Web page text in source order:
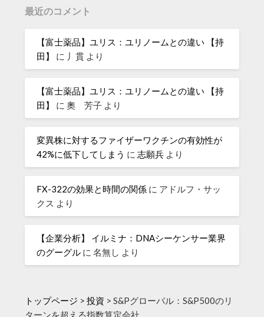
最近のコメント
【富士薬品】ユリス：ユリノームとの違い 【持
田】
に 丿貫 より
【富士薬品】ユリス：ユリノームとの違い 【持
田】
に奧 芳子 より
変異株に対するファイザーワクチンの有効性が
42%に低下してしまう に志願兵 より
FX-322の効果と時間の関係 に アドルフ・サッ
クス より
【企業分析】 イルミナ：DNAシーケンサー業界
のグーグル に名無し より
トップページ >投資 >S&Pグローバル：S&P500のリ
ターンを超える指数算定会社